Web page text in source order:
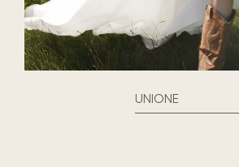
UNIONE